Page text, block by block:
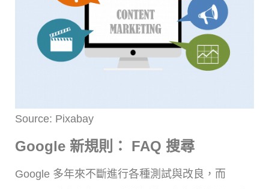
Source: Pixabay
Google 新規則： FAQ 搜尋
Google 多年來不斷進行各種測試與改良，而